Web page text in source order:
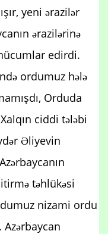
yeni ərazilər
ərazilərinə
edirdi.
ordumuz hələ
Orduda
ciddi tələbi
Əliyevin
təhlükəsi
nizami ordu